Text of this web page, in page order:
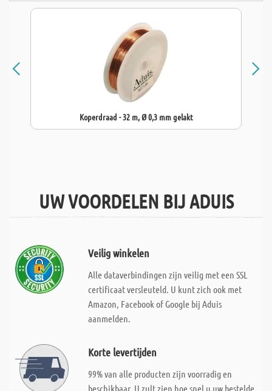
Koperdraad - 32 m, Ø 0,3 mm gelakt
UW VOORDELEN BIJ ADUIS
Veilig winkelen
Alle dataverbindingen zijn veilig met een SSL
certificaat versleuteld. U kunt zich ook met
Amazon, Facebook of Google bij Aduis
aanmelden.
Korte levertijden
99% van alle producten zijn voorradig en
beschikbaar. U zult zien hoe snel u uw bestelde